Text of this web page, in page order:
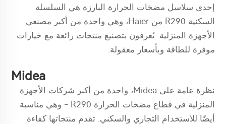
إحدى سلاسل مضخات الحرارة البارزة هي السلسلة
السكنية R290 من Haier، وهي واحدة من أكبر مصنعي
الأجهزة المنزلية. يُعرفون بتصنيع منتجات رائعة مع خيارات
موفرة للطاقة وبأسعار معقولة.
Midea
نظرة عامة على Midea، واحدة من أكبر شركات الأجهزة
المنزلية في قطاع مضخات الحرارة R290 - وهي مناسبة
أيضًا للاستخدام التجاري والسكني. تقدم منتجاتها كفاءة